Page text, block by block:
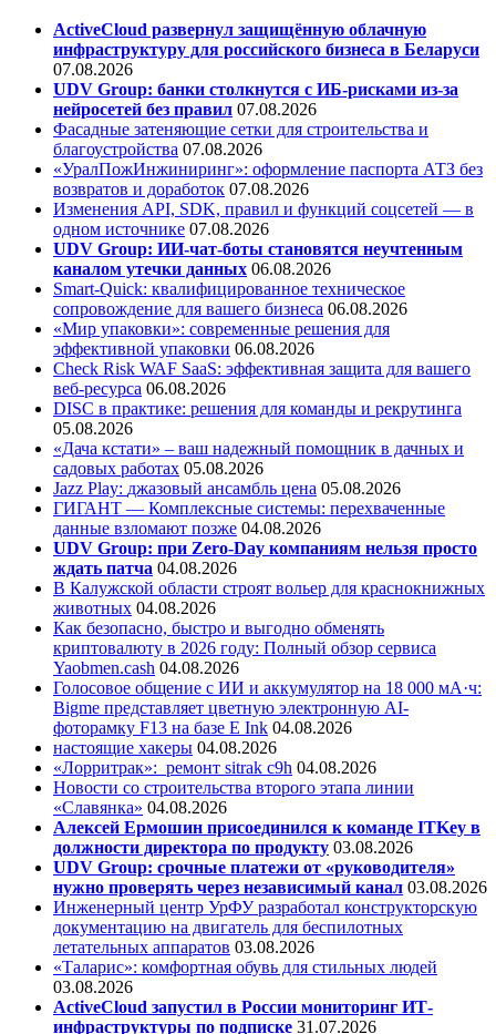
ActiveCloud развернул защищённую облачную
инфраструктуру для российского бизнеса в Беларуси
07.08.2026
UDV Group: банки столкнутся с ИБ-рисками из-за
нейросетей без правил 07.08.2026
Фасадные затеняющие сетки для строительства и
благоустройства 07.08.2026
«УралПожИнжиниринг»: оформление паспорта АТЗ без
возвратов и доработок 07.08.2026
Изменения API, SDK, правил и функций соцсетей — в
одном источнике 07.08.2026
UDV Group: ИИ-чат-боты становятся неучтенным
каналом утечки данных 06.08.2026
Smart-Quick: квалифицированное техническое
сопровождение для вашего бизнеса 06.08.2026
«Мир упаковки»: современные решения для
эффективной упаковки 06.08.2026
Check Risk WAF SaaS: эффективная защита для вашего
веб-ресурса 06.08.2026
DISC в практике: решения для команды и рекрутинга
05.08.2026
«Дача кстати» – ваш надежный помощник в дачных и
садовых работах 05.08.2026
Jazz Play: джазовый ансамбль цена 05.08.2026
ГИГАНТ — Комплексные системы: перехваченные
данные взломают позже 04.08.2026
UDV Group: при Zero-Day компаниям нельзя просто
ждать патча 04.08.2026
В Калужской области строят вольер для краснокнижных
животных 04.08.2026
Как безопасно, быстро и выгодно обменять
криптовалюту в 2026 году: Полный обзор сервиса
Yaobmen.cash 04.08.2026
Голосовое общение с ИИ и аккумулятор на 18 000 мА·ч:
Bigme представляет цветную электронную AI-
фоторамку F13 на базе E Ink 04.08.2026
настоящие хакеры 04.08.2026
«Лорритрак»: ремонт sitrak c9h 04.08.2026
Новости со строительства второго этапа линии
«Славянка» 04.08.2026
Алексей Ермошин присоединился к команде ITKey в
должности директора по продукту 03.08.2026
UDV Group: срочные платежи от «руководителя»
нужно проверять через независимый канал 03.08.2026
Инженерный центр УрФУ разработал конструкторскую
документацию на двигатель для беспилотных
летательных аппаратов 03.08.2026
«Таларис»: комфортная обувь для стильных людей
03.08.2026
ActiveCloud запустил в России мониторинг ИТ-
инфраструктуры по подписке 31.07.2026